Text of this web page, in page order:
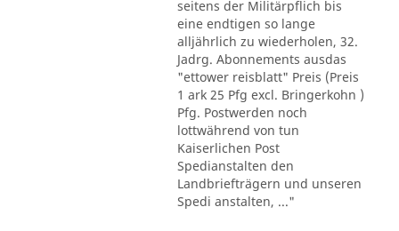
seitens der Militärpflich bis
eine endtigen so lange
alljährlich zu wiederholen, 32.
Jadrg. Abonnements ausdas
"ettower reisblatt" Preis (Preis
1 ark 25 Pfg excl. Bringerkohn )
Pfg. Postwerden noch
lottwährend von tun
Kaiserlichen Post
Spedianstalten den
Landbriefträgern und unseren
Spedi anstalten, ..."